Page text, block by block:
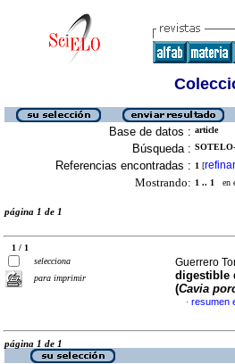
Base de datos : article
Búsqueda :
Referencias encontradas : 1 [refinar
Mostrando: 1 .. 1 en
página 1 de 1
1 / 1
selecciona
para imprimir
Guerrero
digestible
(Cavia
· resumen
página 1 de 1